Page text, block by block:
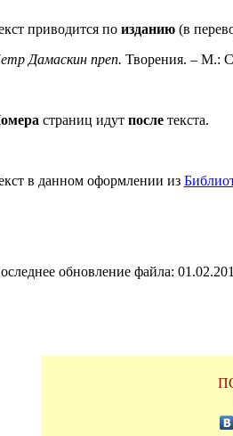
приводится по изданию(в
Дамаскин преп. Творения. – М.:
страниц идут послетекста.
в данном оформлении из
обновление файла: